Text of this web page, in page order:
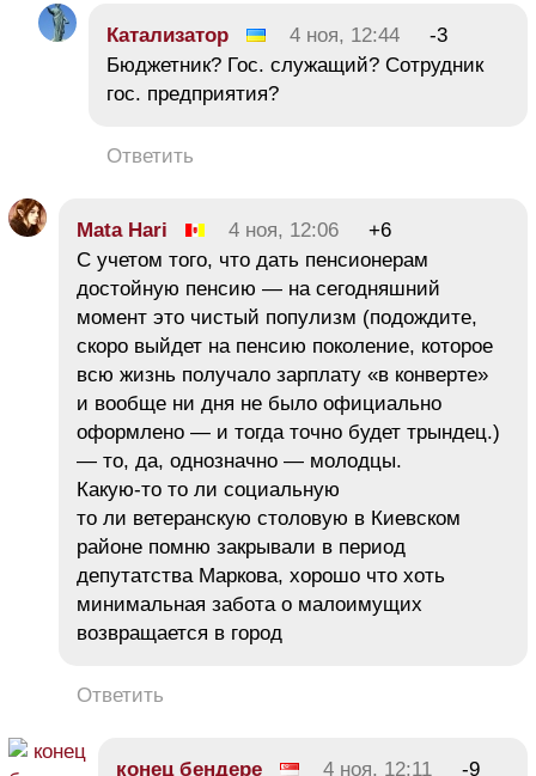
Катализатор 4 ноя, 12:44
-3
Бюджетник? Гос. служащий? Сотрудник
гос. предприятия?
Ответить
Mata Hari 4 ноя, 12:06
+6
С учетом того, что дать пенсионерам
достойную пенсию — на сегодняшний
момент это чистый популизм (подождите,
скоро выйдет на пенсию поколение, которое
всю жизнь получало зарплату «в конверте»
и вообще ни дня не было официально
оформлено — и тогда точно будет трындец.)
— то, да, однозначно — молодцы.
Какую-то то ли социальную
то ли ветеранскую столовую в Киевском
районе помню закрывали в период
депутатства Маркова, хорошо что хоть
минимальная забота о малоимущих
возвращается в город
Ответить
конец бендере 4 ноя, 12:11 -9